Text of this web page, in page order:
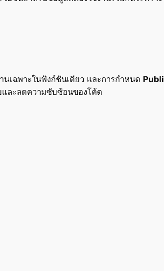
นเฉพาะในฟังก์ชันเดียว และการกำหนด
และลดความซับซ้อนของโค้ด